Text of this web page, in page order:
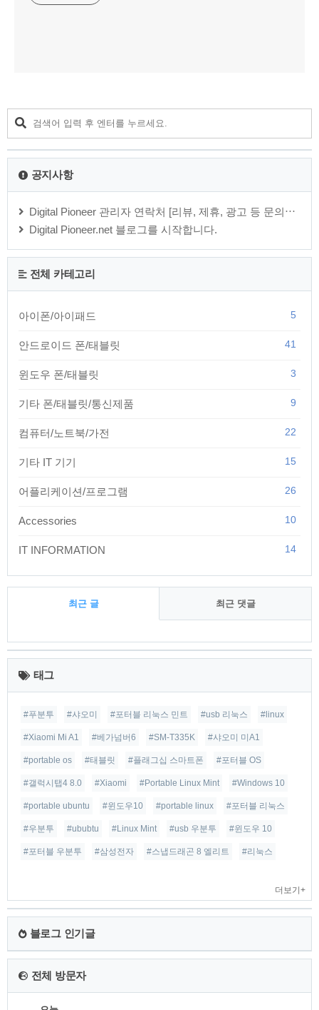
공지사항
Digital Pioneer 관리자 연락처 [리뷰, 제휴, 광고 등 문의⋯
Digital Pioneer.net 블로그를 시작합니다.
전체 카테고리
아이폰/아이패드 5
안드로이드 폰/태블릿 41
윈도우 폰/태블릿 3
기타 폰/태블릿/통신제품 9
컴퓨터/노트북/가전 22
기타 IT 기기 15
어플리케이션/프로그램 26
Accessories 10
IT INFORMATION 14
최근 글 최근 댓글
최
근
글 태그
#푸분투 #샤오미 #포터블 리눅스 민트 #usb 리눅스 #linux
#Xiaomi Mi A1 #베가넘버6 #SM-T335K #샤오미 미A1
#portable os #태블릿 #플래그십 스마트폰 #포터블 OS
#갤럭시탭4 8.0 #Xiaomi #Portable Linux Mint #Windows 10
#portable ubuntu #윈도우10 #portable linux #포터블 리눅스
#우분투 #ububtu #Linux Mint #usb 우분투 #윈도우 10
#포터블 우분투 #삼성전자 #스냅드래곤 8 엘리트 #리눅스
더보기+
블로그 인기글
전체 방문자